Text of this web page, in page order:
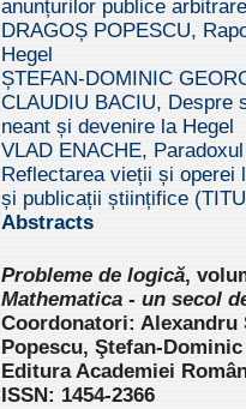
anunțurilor publice arbitrare
DRAGOȘ POPESCU,
Hegel
ȘTEFAN-DOMINIC
CLAUDIU BACIU, Despre
neant și devenire la Hegel
VLAD ENACHE,
Reflectarea vieții și operei
și publicații științifice
Abstracts
Probleme de logică,
Mathematica - un secol
Coordonatori: Alexandru
Popescu, Ştefan-
Editura Academiei
ISSN: 1454-2366